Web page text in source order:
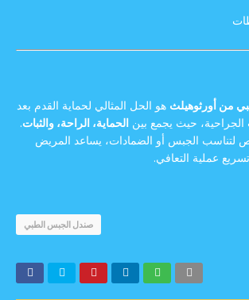
من أورثوهيلث هو الحل المثالي لحماية القدم بعد
الجراحية، حيث يجمع بين الحماية، الراحة، والثبات.
لتناسب الجبس أو الضمادات، يساعد المريض
عملية التعافي.
صندل الجبس الطبي